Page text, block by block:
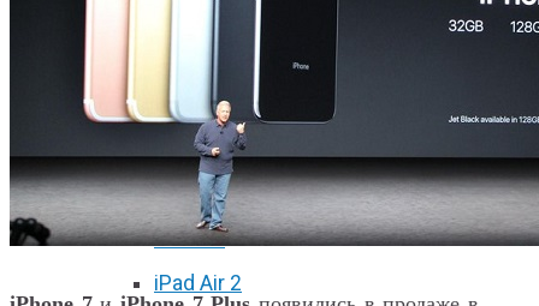
iPhone 12 Pro
iPhone 12 Pro Max
Ремонт iPad
iPad 2
iPad 3/4
iPad Air
iPad Air 2